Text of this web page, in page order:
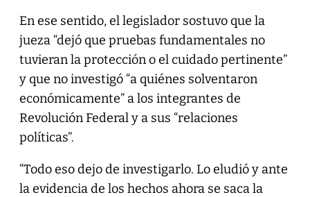
En ese sentido, el legislador sostuvo que la
jueza “dejó que pruebas fundamentales no
tuvieran la protección o el cuidado pertinente”
y que no investigó “a quiénes solventaron
económicamente” a los integrantes de
Revolución Federal y a sus “relaciones
políticas”.
“Todo eso dejo de investigarlo. Lo eludió y ante
la evidencia de los hechos ahora se saca la